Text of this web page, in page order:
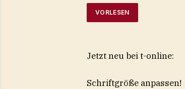
VORLESEN
Jetzt neu bei t-online:
Schriftgröße anpassen!